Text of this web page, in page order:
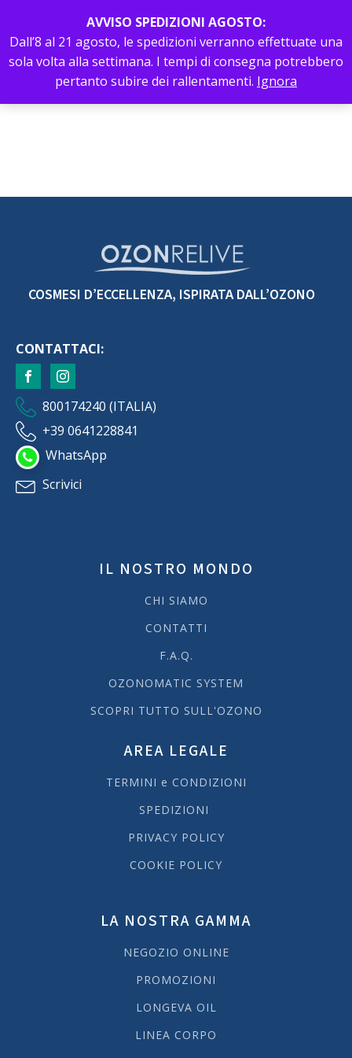
AVVISO SPEDIZIONI AGOSTO:
Dall’8 al 21 agosto, le spedizioni verranno effettuate una
sola volta alla settimana. I tempi di consegna potrebbero
pertanto subire dei rallentamenti. Ignora
Menu 0
COSMESI D’ECCELLENZA, ISPIRATA DALL’OZONO
CONTATTACI:
800174240 (ITALIA)
+39 0641228841
WhatsApp
Scrivici
IL NOSTRO MONDO
CHI SIAMO
CONTATTI
F.A.Q.
OZONOMATIC SYSTEM
SCOPRI TUTTO SULL'OZONO
AREA LEGALE
TERMINI e CONDIZIONI
SPEDIZIONI
PRIVACY POLICY
COOKIE POLICY
LA NOSTRA GAMMA
NEGOZIO ONLINE
PROMOZIONI
LONGEVA OIL
LINEA CORPO